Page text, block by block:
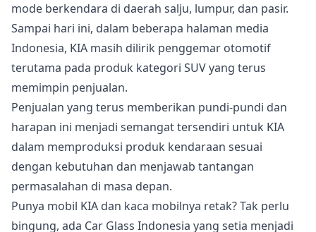
mode berkendara di daerah salju, lumpur, dan pasir.
Sampai hari ini, dalam beberapa halaman media
Indonesia, KIA masih dilirik penggemar otomotif
terutama pada produk kategori SUV yang terus
memimpin penjualan.
Penjualan yang terus memberikan pundi-pundi dan
harapan ini menjadi semangat tersendiri untuk KIA
dalam memproduksi produk kendaraan sesuai
dengan kebutuhan dan menjawab tantangan
permasalahan di masa depan.
Punya mobil KIA dan kaca mobilnya retak? Tak perlu
bingung, ada Car Glass Indonesia yang setia menjadi